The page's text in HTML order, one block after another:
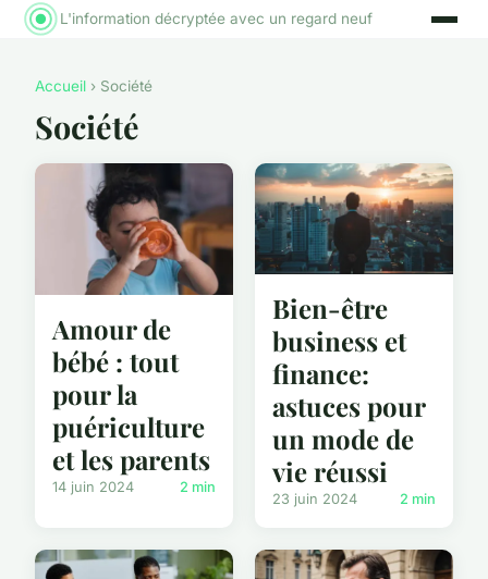
L'information décryptée avec un regard neuf
Accueil › Société
Société
Amour de
bébé : tout
pour la
puériculture
et les parents
14 juin 2024 2 min
Bien-être
business et
finance:
astuces pour
un mode de
vie réussi
23 juin 2024 2 min